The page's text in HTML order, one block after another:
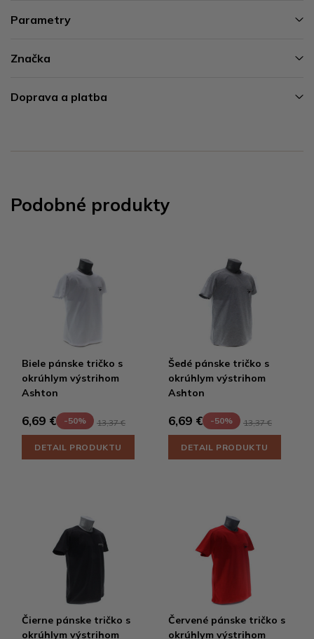
Parametry
Značka
Doprava a platba
Podobné produkty
Biele pánske tričko s
okrúhlym výstrihom
Ashton
6,69 € -50% 13,37 €
DETAIL PRODUKTU
Šedé pánske tričko s
okrúhlym výstrihom
Ashton
6,69 € -50% 13,37 €
DETAIL PRODUKTU
Čierne pánske tričko s
okrúhlym výstrihom
Červené pánske tričko s
okrúhlym výstrihom